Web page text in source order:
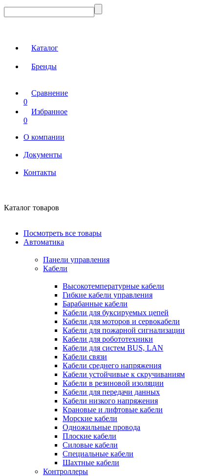
Каталог
Бренды
Сравнение
0
Избранное
0
О компании
Документы
Контакты
Каталог товаров
Посмотреть все товары
Автоматика
Панели управления
Кабели
Высокотемпературные кабели
Гибкие кабели управления
Барабанные кабели
Кабели для буксируемых цепей
Кабели для моторов и сервокабели
Кабели для пожарной сигнализации
Кабели для робототехники
Кабели для систем BUS, LAN
Кабели связи
Кабели среднего напряжения
Кабели устойчивые к скручиваниям
Кабели в резиновой изоляции
Кабели для передачи данных
Кабели низкого напряжения
Крановые и лифтовые кабели
Морские кабели
Одножильные провода
Плоские кабели
Силовые кабели
Специальные кабели
Шахтные кабели
Контроллеры